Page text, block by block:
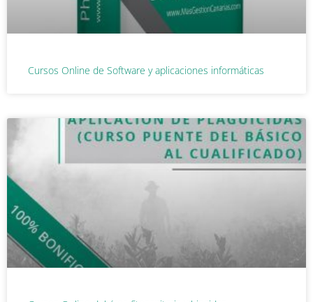
Cursos Online de Software y aplicaciones informáticas